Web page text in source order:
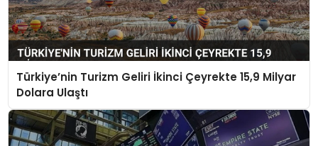
Türkiye’nin Turizm Geliri İkinci Çeyrekte 15,9 Milyar
Dolara Ulaştı